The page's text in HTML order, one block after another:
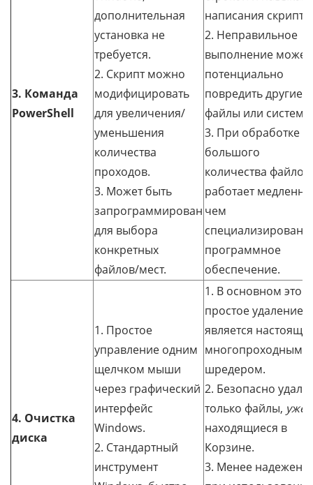
3. Команда
PowerShell
дополнительная
установка не
требуется.
2. Скрипт можно
модифицировать
для увеличения/
уменьшения
количества
проходов.
3. Может быть
запрограммирован
для выбора
конкретных
файлов/мест.
написания
2. Неправильное
выполнение может
потенциально
повредить другие
файлы или систему.
3. При обработке
большого
количества файлов
работает
чем
программное
обеспечение.
4. Очистка
диска
1. Простое
управление одним
щелчком мыши
через графический
интерфейс
Windows.
2. Стандартный
инструмент
1. В основном это
простое удаление;
является
многопроходным
шредером.
2. Безопасно
только файлы, уже
находящиеся в
Корзине.
3. Менее надежен